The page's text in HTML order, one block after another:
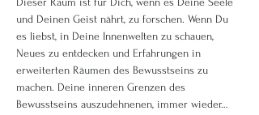
und Deinen Geist nährt, zu forschen. Wenn Du
es liebst, in Deine Innenwelten zu schauen,
Neues zu entdecken und Erfahrungen in
erweiterten Räumen des Bewusstseins zu
machen. Deine inneren Grenzen des
Bewusstseins auszudehnenen, immer wieder…